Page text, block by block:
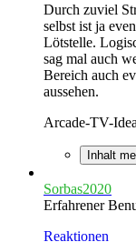
Durch zuviel
selbst ist ja
Lötstelle.
sag mal auch
Bereich auch
aussehen.
Arcade-TV-
Inhalt
Sorbas2020
Erfahrener
Reaktionen